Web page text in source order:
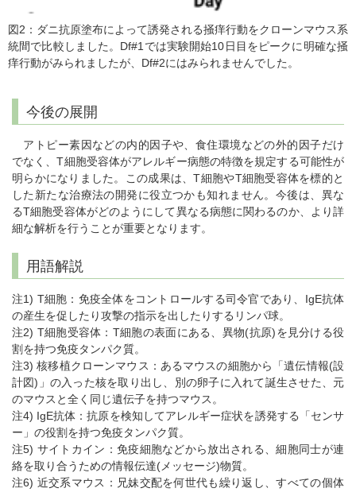
図2：ダニ抗原塗布によって誘発される掻痒行動をクローンマウス系
統間で比較しました。Df#1では実験開始10日目をピークに明確な掻
痒行動がみられましたが、Df#2にはみられませんでした。
今後の展開
アトピー素因などの内的因子や、食住環境などの外的因子だけ
でなく、T細胞受容体がアレルギー病態の特徴を規定する可能性が
明らかになりました。この成果は、T細胞やT細胞受容体を標的と
した新たな治療法の開発に役立つかも知れません。今後は、異な
るT細胞受容体がどのようにして異なる病態に関わるのか、より詳
細な解析を行うことが重要となります。
用語解説
注1) T細胞：免疫全体をコントロールする司令官であり、IgE抗体
の産生を促したり攻撃の指示を出したりするリンパ球。
注2) T細胞受容体：T細胞の表面にある、異物(抗原)を見分ける役
割を持つ免疫タンパク質。
注3) 核移植クローンマウス：あるマウスの細胞から「遺伝情報(設
計図)」の入った核を取り出し、別の卵子に入れて誕生させた、元
のマウスと全く同じ遺伝子を持つマウス。
注4) IgE抗体：抗原を検知してアレルギー症状を誘発する「センサ
ー」の役割を持つ免疫タンパク質。
注5) サイトカイン：免疫細胞などから放出される、細胞同士が連
絡を取り合うための情報伝達(メッセージ)物質。
注6) 近交系マウス：兄妹交配を何世代も繰り返し、すべての個体